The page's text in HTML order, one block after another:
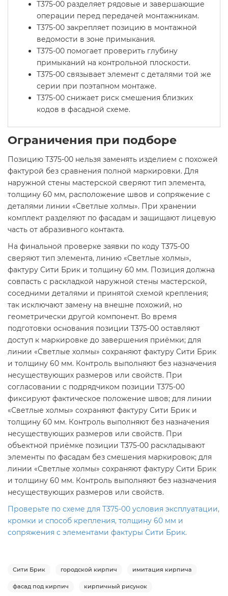
Т375-00 разделяет рядовые и завершающие
операции перед передачей монтажникам.
Т375-00 закрепляет позицию в монтажной
ведомости в зоне примыкания.
Т375-00 помогает проверить глубину
примыканий на контрольной плоскости.
Т375-00 связывает элемент с деталями той же
серии при поэтапном монтаже.
Т375-00 снижает риск смешения близких
кодов в фасадной схеме.
Ограничения при подборе
Позицию Т375-00 нельзя заменять изделием с похожей
фактурой без сравнения полной маркировки. Для
наружной стены мастерской сверяют тип элемента,
толщину 60 мм, расположение швов и сопряжение с
деталями линии «Светлые холмы». При хранении
комплект разделяют по фасадам и защищают лицевую
часть от абразивного контакта.
На финальной проверке заявки по коду Т375-00
сверяют тип элемента, линию «Светлые холмы»,
фактуру Сити Брик и толщину 60 мм. Позиция должна
совпасть с раскладкой наружной стены мастерской,
соседними деталями и принятой схемой крепления;
так исключают замену на внешне похожий, но
геометрически другой компонент. Во время
подготовки основания позиции Т375-00 оставляют
доступ к маркировке до завершения приёмки; для
линии «Светлые холмы» сохраняют фактуру Сити Брик
и толщину 60 мм. Контроль выполняют без назначения
несуществующих размеров или свойств. При
согласовании с подрядчиком позиции Т375-00
фиксируют фактическое положение швов; для линии
«Светлые холмы» сохраняют фактуру Сити Брик и
толщину 60 мм. Контроль выполняют без назначения
несуществующих размеров или свойств. При
объектной приёмке позиции Т375-00 раскладывают
элементы по фасадам без смешения маркировок; для
линии «Светлые холмы» сохраняют фактуру Сити Брик
и толщину 60 мм. Контроль выполняют без назначения
несуществующих размеров или свойств.
Проверьте по схеме для Т375-00 условия эксплуатации,
кромки и способ крепления, толщину 60 мм и
сопряжения с элементами фактуры Сити Брик.
Сити Брик городской кирпич имитация кирпича
фасад под кирпич кирпичный рисунок